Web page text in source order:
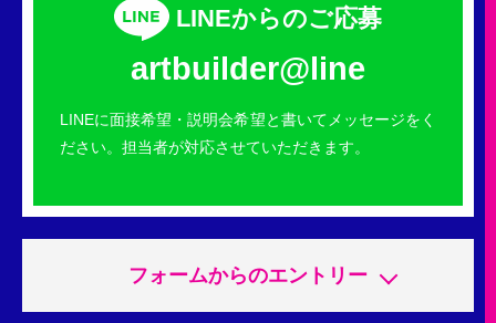
LINEからのご応募
artbuilder@line
LINEに面接希望・説明会希望と書いてメッセージをく
ださい。担当者が対応させていただきます。
フォームからのエントリー